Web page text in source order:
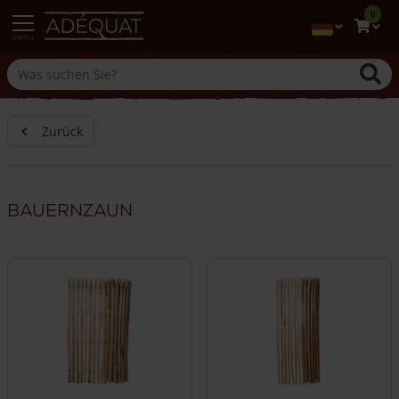
0
Zurück
Bauernzaun